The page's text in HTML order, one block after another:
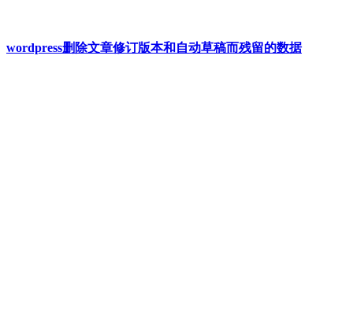
wordpress删除文章修订版本和自动草稿而残留的数据